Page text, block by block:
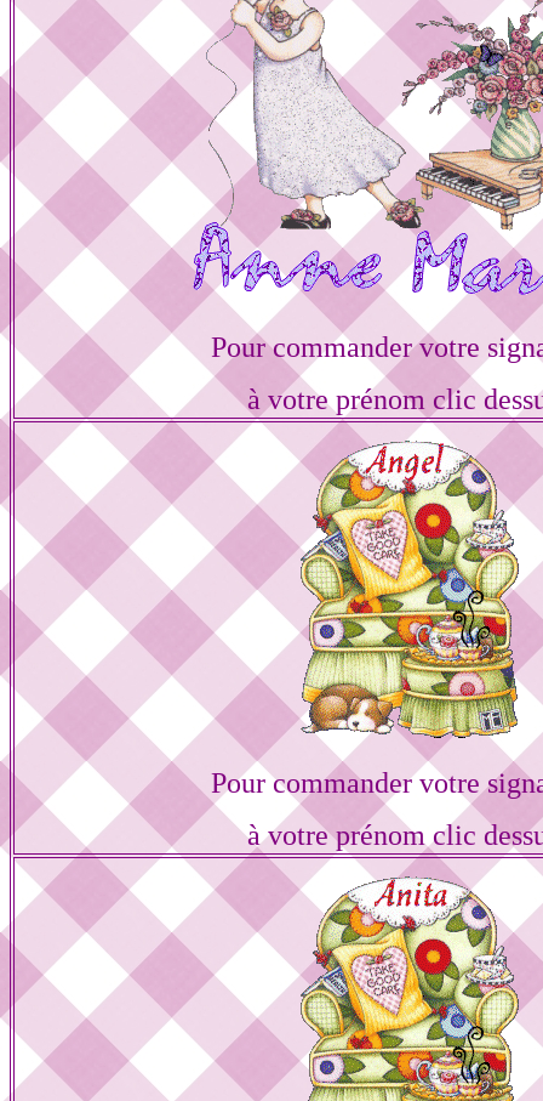
Pour commander votre
à votre prénom clic
Pour commander votre
à votre prénom clic